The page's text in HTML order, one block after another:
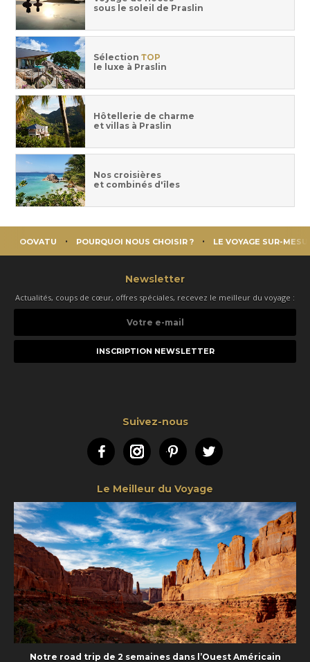
sous le soleil de Praslin
Sélection TOP
le luxe à Praslin
Hôtellerie de charme
et villas à Praslin
Nos croisières
et combinés d'îles
OOVATU POURQUOI NOUS CHOISIR ? LE VOYAGE SUR-
Newsletter
Actualités, coups de cœur, offres spéciales, recevez le meilleur du voyage :
e-
Suivez-nous
FacebookInstagramPinterestTwitter
Le Meilleur du Voyage
Notre road trip de 2 semaines dans l’Ouest Américain